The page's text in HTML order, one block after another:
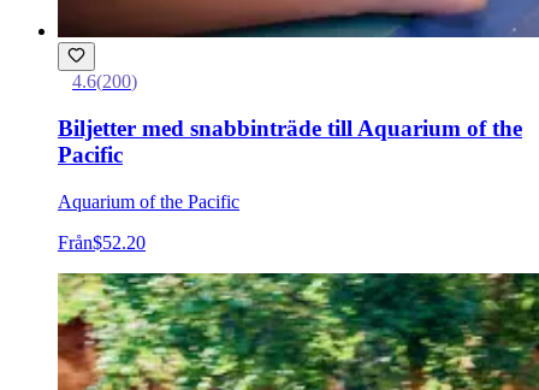
4.6(200)
Biljetter med snabbinträde till Aquarium of the
Pacific
Aquarium of the Pacific
Från$52.20